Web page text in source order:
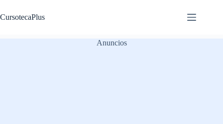
al
contenido
CursotecaPlus
Anuncios